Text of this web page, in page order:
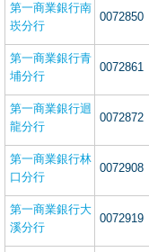
第一商業銀行南
崁分行
0072850
第一商業銀行青
埔分行
0072861
第一商業銀行迴
龍分行
0072872
第一商業銀行林
口分行
0072908
第一商業銀行大
溪分行
0072919